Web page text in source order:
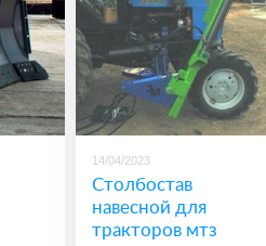
14/04/2023
Столбостав
навесной для
тракторов мтз